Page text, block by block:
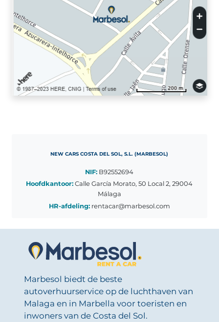
NEW CARS COSTA DEL SOL, S.L. (MARBESOL)
NIF: B92552694
Hoofdkantoor:Calle García Morato, 50 Local 2, 29004
Málaga
HR-afdeling:rentacar@marbesol.com
Marbesol biedt de beste
autoverhuurservice op de luchthaven van
Malaga en in Marbella voor toeristen en
inwoners van de Costa del Sol.